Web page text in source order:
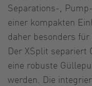
Separations-,
einer kompakten
daher besonders
Der XSplit separiert
eine robuste
werden. Die